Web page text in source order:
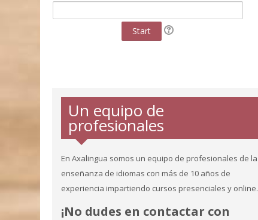
Start
Un equipo de
profesionales
En Axalingua somos un equipo de profesionales de la
enseñanza de idiomas con más de 10 años de
experiencia impartiendo cursos presenciales y online.
¡No dudes en contactar con
ALEX DOREY OLGA FERNÁNDEZ